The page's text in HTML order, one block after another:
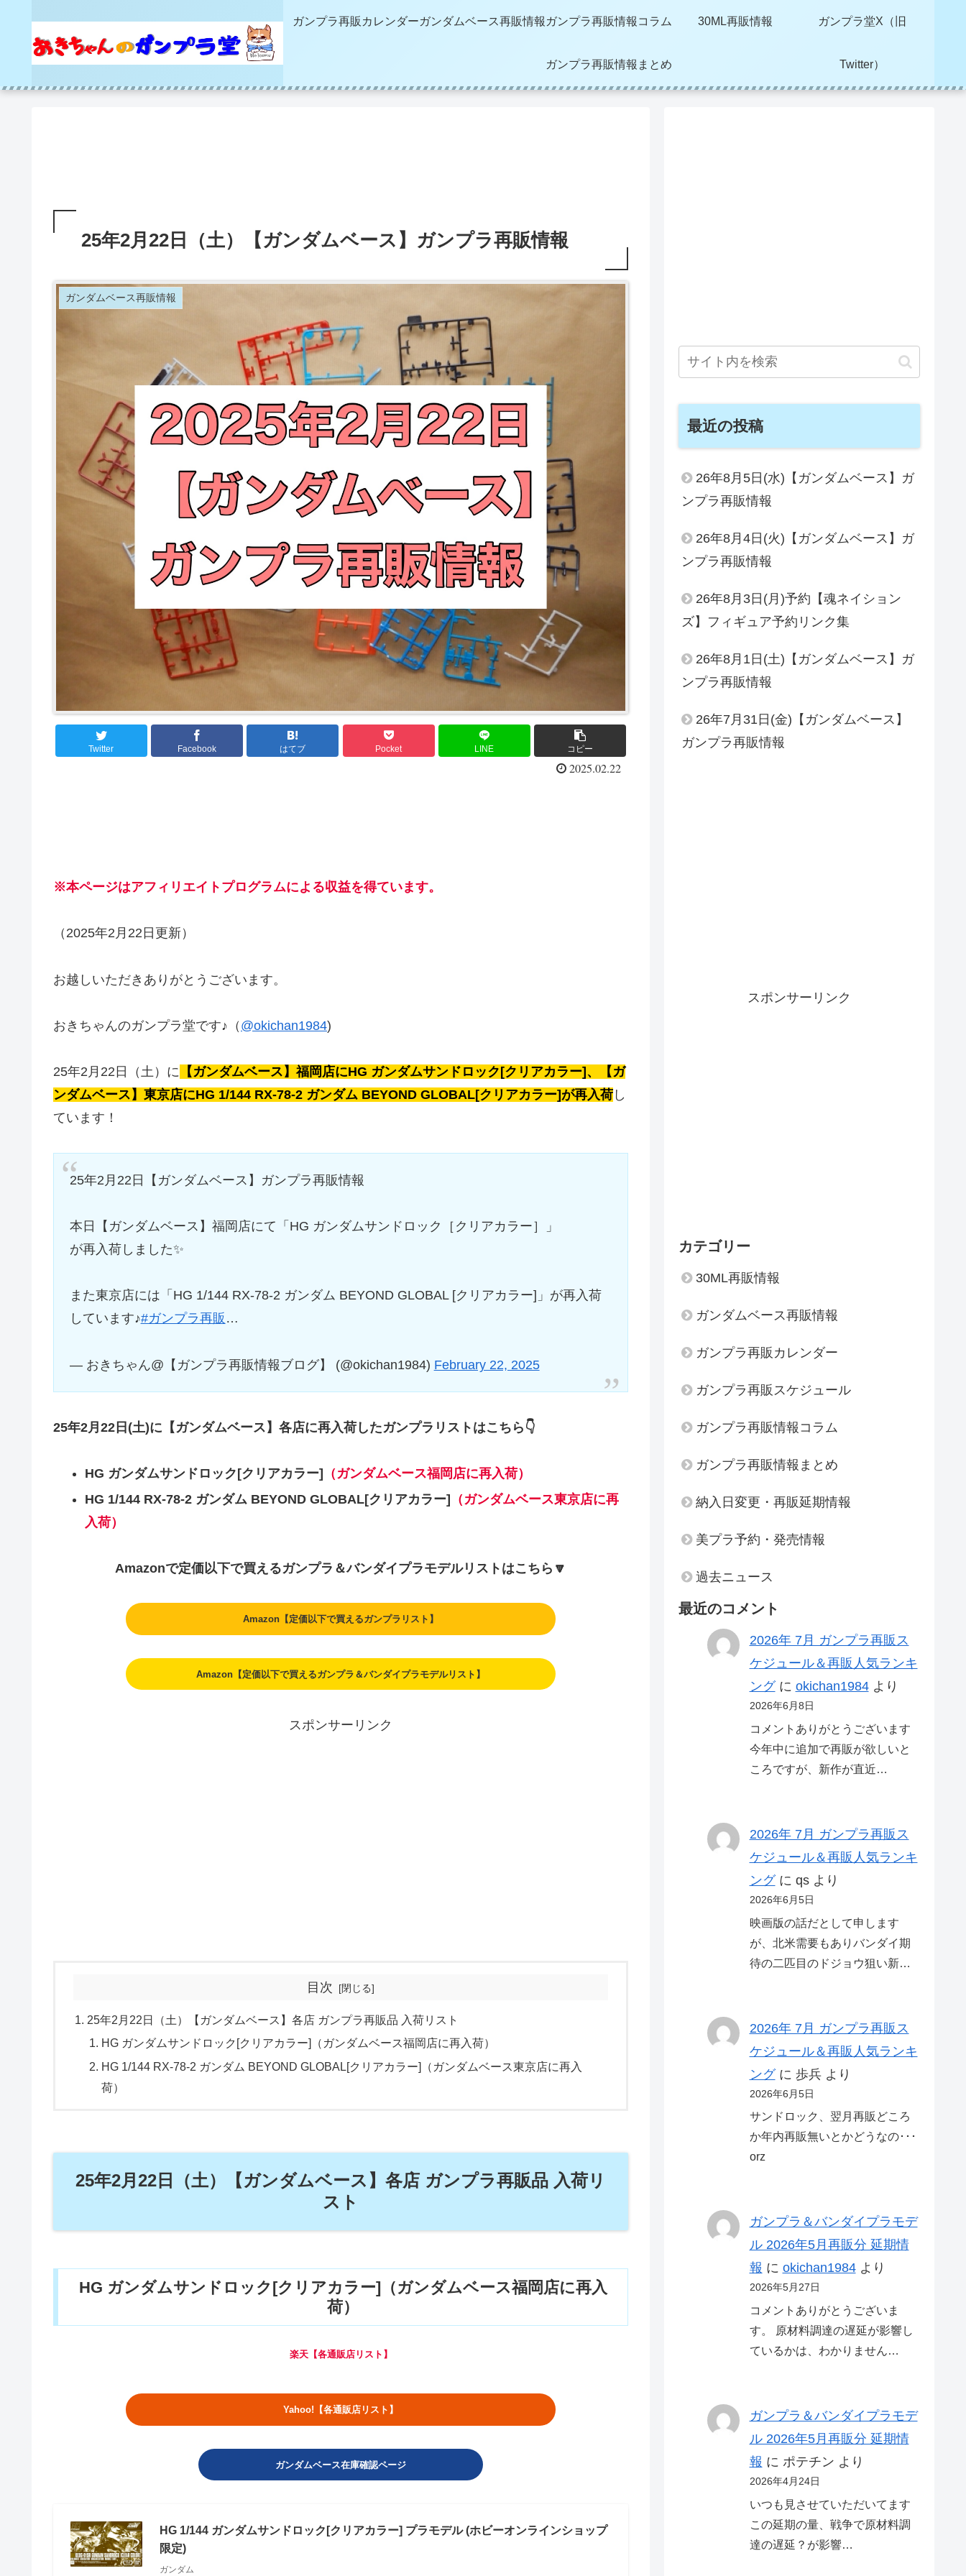
ガンプラ再販カレンダーガンダムベース再販情報 ガンプラ再販情報コラム 30ML再販情報 ガンプラ堂X（旧
Twitter）
ガンプラ再販情報まとめ
25年2月22日（土）【ガンダムベース】ガンプラ再販情報
ガンダムベース再販情報
Twitter Facebook はてブ Pocket LINE コピー
2025.02.22
※本ページはアフィリエイトプログラムによる収益を得ています。
（2025年2月22日更新）
お越しいただきありがとうございます。
おきちゃんのガンプラ堂です♪（ @okichan1984)
25年2月22日（土）に 【ガンダムベース】福岡店にHG ガンダムサンドロック[クリアカラー]、【ガ
ンダムベース】東京店にHG 1/144 RX-78-2 ガンダム BEYOND GLOBAL[クリアカラー]が再入荷 し
ています！
25年2月22日【ガンダムベース】ガンプラ再販情報
本日【ガンダムベース】福岡店にて「HG ガンダムサンドロック［クリアカラー］」
が再入荷しました✨
また東京店には「HG 1/144 RX-78-2 ガンダム BEYOND GLOBAL [クリアカラー]」が再入荷
しています♪#ガンプラ再販 …
— おきちゃん@【ガンプラ再販情報ブログ】 (@okichan1984) February 22, 2025
25年2月22日(土)に【ガンダムベース】各店に再入荷したガンプラリストはこちら👇
HG ガンダムサンドロック[クリアカラー]
（ガンダムベース福岡店に再入荷）
HG 1/144 RX-78-2 ガンダム BEYOND GLOBAL[クリアカラー] （ガンダムベース東京店に再
入荷）
Amazonで定価以下で買えるガンプラ＆バンダイプラモデルリストはこちら🔽
Amazon【定価以下で買えるガンプラリスト】
Amazon【定価以下で買えるガンプラ＆バンダイプラモデルリスト】
スポンサーリンク
目次
25年2月22日（土）【ガンダムベース】各店 ガンプラ再販品 入荷リスト
HG ガンダムサンドロック[クリアカラー]（ガンダムベース福岡店に再入荷）
HG 1/144 RX-78-2 ガンダム BEYOND GLOBAL[クリアカラー]（ガンダムベース東京店に再入
荷）
25年2月22日（土）【ガンダムベース】各店 ガンプラ再販品 入荷リ
スト
HG ガンダムサンドロック[クリアカラー]（ガンダムベース福岡店に再入
荷）
楽天【各通販店リスト】
Yahoo!【各通販店リスト】
ガンダムベース在庫確認ページ
HG 1/144 ガンダムサンドロック[クリアカラー] プラモデル (ホビーオンラインショップ
限定)
ガンダム
最近の投稿
26年8月5日(水)【ガンダムベース】ガ
ンプラ再販情報
26年8月4日(火)【ガンダムベース】ガ
ンプラ再販情報
26年8月3日(月)予約【魂ネイション
ズ】フィギュア予約リンク集
26年8月1日(土)【ガンダムベース】ガ
ンプラ再販情報
26年7月31日(金)【ガンダムベース】
ガンプラ再販情報
スポンサーリンク
カテゴリー
30ML再販情報
ガンダムベース再販情報
ガンプラ再販カレンダー
ガンプラ再販スケジュール
ガンプラ再販情報コラム
ガンプラ再販情報まとめ
納入日変更・再販延期情報
美プラ予約・発売情報
過去ニュース
最近のコメント
2026年 7月 ガンプラ再販ス
ケジュール＆再販人気ランキ
ングに okichan1984より
2026年6月8日
コメントありがとうございます
今年中に追加で再販が欲しいと
ころですが、新作が直近…
2026年 7月 ガンプラ再販ス
ケジュール＆再販人気ランキ
ングに qsより
2026年6月5日
映画版の話だとして申します
が、北米需要もありバンダイ期
待の二匹目のドジョウ狙い新…
2026年 7月 ガンプラ再販ス
ケジュール＆再販人気ランキ
ングに 歩兵より
2026年6月5日
サンドロック、翌月再販どころ
か年内再販無いとかどうなの･･･
orz
ガンプラ＆バンダイプラモデ
ル 2026年5月再販分 延期情
報 に okichan1984より
2026年5月27日
コメントありがとうございま
す。 原材料調達の遅延が影響し
ているかは、わかりません…
ガンプラ＆バンダイプラモデ
ル 2026年5月再販分 延期情
報 に ポテチン より
2026年4月24日
いつも見させていただいてます
この延期の量、戦争で原材料調
達の遅延？が影響…